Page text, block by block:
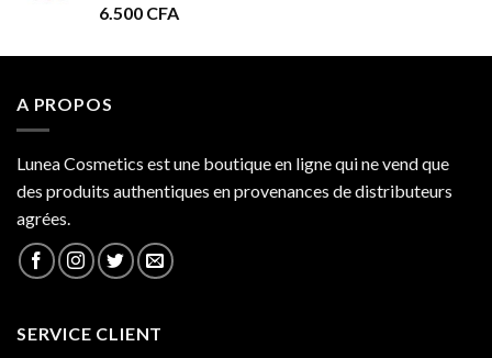
6.500 CFA
A PROPOS
Lunea Cosmetics est une boutique en ligne qui ne vend que
des produits authentiques en provenances de distributeurs
agrées.
SERVICE CLIENT